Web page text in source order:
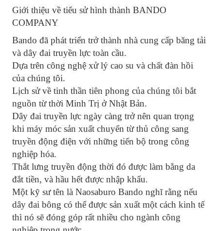
Giới thiệu về tiểu sử hình thành BANDO
COMPANY
Bando đã phát triển trở thành nhà cung cấp băng tải
và dây đai truyền lực toàn cầu.
Dựa trên công nghệ xử lý cao su và chất đàn hồi
của chúng tôi.
Lịch sử về tinh thần tiên phong của chúng tôi bắt
nguồn từ thời Minh Trị ở Nhật Bản.
Dây đai truyền lực ngày càng trở nên quan trọng
khi máy móc sản xuất chuyển từ thủ công sang
truyền động điện với những tiến bộ trong công
nghiệp hóa.
Thắt lưng truyền động thời đó được làm bằng da
đắt tiền, và hầu hết được nhập khẩu.
Một kỹ sư tên là Naosaburo Bando nghĩ rằng nếu
dây đai bông có thể được sản xuất một cách kinh tế
thì nó sẽ đóng góp rất nhiều cho ngành công